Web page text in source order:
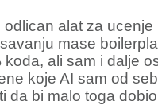
odlican alat za
mase
koda, ali sam i dalje
koje AI sam od
da bi malo toga